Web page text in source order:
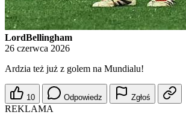
LordBellingham
26 czerwca 2026
Ardzia też już z golem na Mundialu!
10 Odpowiedz Zgłoś
REKLAMA